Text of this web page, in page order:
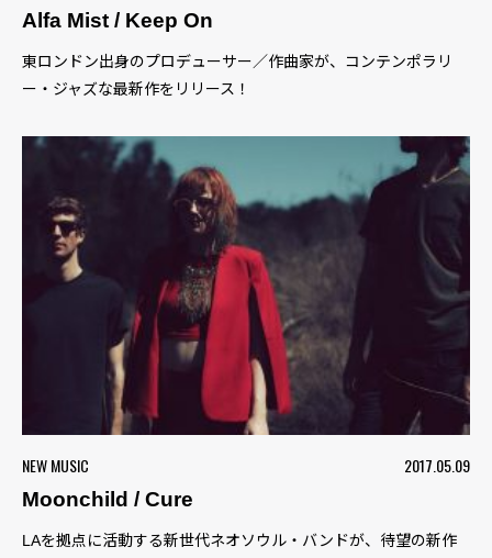
Alfa Mist / Keep On
東ロンドン出身のプロデューサー／作曲家が、コンテンポラリ
ー・ジャズな最新作をリリース！
NEW MUSIC
2017.05.09
Moonchild / Cure
LAを拠点に活動する新世代ネオソウル・バンドが、待望の新作